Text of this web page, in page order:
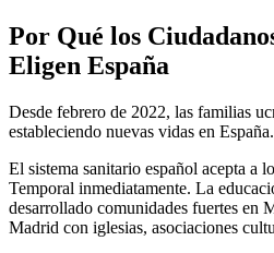
Por Qué los
Eligen España
Desde febrero de 2022, las familias
estableciendo nuevas vidas en España.
El sistema sanitario español acepta a
Temporal inmediatamente. La
desarrollado comunidades fuertes en
Madrid con iglesias, asociaciones